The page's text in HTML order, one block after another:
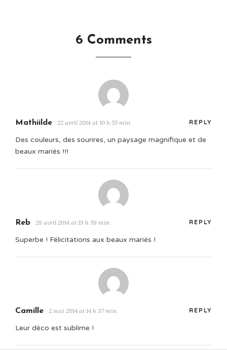
6 Comments
Mathiilde 22 avril 2014 at 10 h 55 min REPLY
Des couleurs, des sourires, un paysage magnifique et de
beaux mariés !!!
Reb 28 avril 2014 at 19 h 59 min REPLY
Superbe ! Félicitations aux beaux mariés !
Camille 2 mai 2014 at 14 h 37 min REPLY
Leur déco est sublime !